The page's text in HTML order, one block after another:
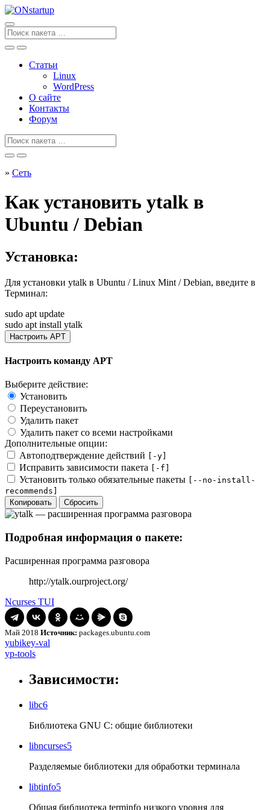
Перейти
к
содержанию
Поиск
для
Статьи
Linux
WordPress
О сайте
Контакты
Форум
Поиск
» Сеть
Как установить ytalk в
Ubuntu / Debian
Установка:
Для установки ytalk в Ubuntu / Linux Mint / Debian, введите в
Терминал:
sudo apt update
sudo apt install ytalk
Настроить APT
Настроить команду APT
Выберите действие:
Установить
Переустановить
Удалить пакет
Удалить пакет со всеми настройками
Дополнительные опции:
Автоподтверждение действий
[-y]
Исправить зависимости пакета [-f]
Установить только обязательные пакеты
[--no-install-
recommends]
Копировать
Сбросить
Подробная информация о пакете:
Расширенная программа разговора
http://ytalk.ourproject.org/
Ncurses TUI
Май 2018 Источник: packages.ubuntu.com
Навигация
по
записям
yubikey-
val
yubikey-val
yp-
yp-tools
Зависимости:
libc6
Библиотека GNU C: общие библиотеки
libncurses5
Разделяемые библиотеки для обработки терминала
libtinfo5
Общая библиотека terminfo низкого уровня для